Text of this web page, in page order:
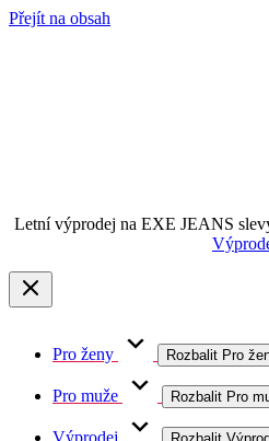
Přejít na obsah
Letní výprodej na EXE JEANS
Pro ženy Rozbalit Pro
Pro muže Rozbalit Pro
Výprodej